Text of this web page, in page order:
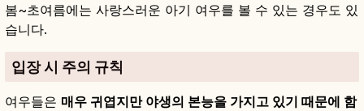
봄~초여름에는 사랑스러운 아기 여우를 볼 수 있는 경우도 있
습니다.
입장 시 주의 규칙
여우들은 매우 귀엽지만 야생의 본능을 가지고 있기 때문에 함